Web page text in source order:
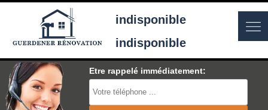
indisponible
indisponible
Etre rappelé immédiatement: